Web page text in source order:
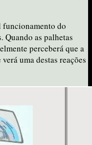
funcionamento do
Quando as palhetas
perceberá que a
uma destas reações